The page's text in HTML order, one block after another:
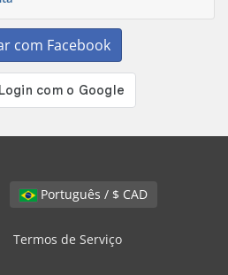
com Facebook
Português / $ CAD
Termos de Serviço